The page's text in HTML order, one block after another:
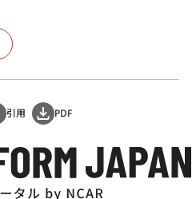
引用 PDF